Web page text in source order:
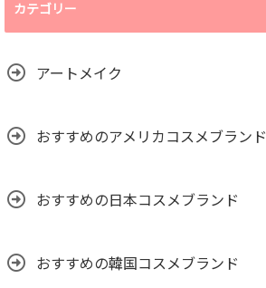
カテゴリー
アートメイク
おすすめのアメリカコスメブランド
おすすめの日本コスメブランド
おすすめの韓国コスメブランド